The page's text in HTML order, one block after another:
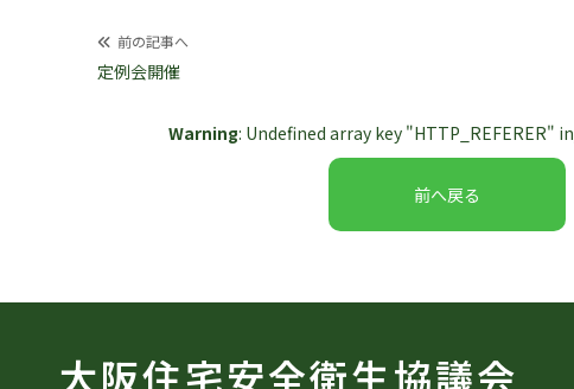
投
稿
ョ
前の記事へ
定例会開催
Warning: Undefined array key "HTTP_REFERER" in
前へ戻る
大阪住宅安全衛生協議会